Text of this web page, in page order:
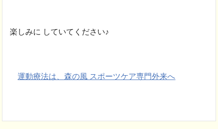
楽しみに していてください♪
運動療法は、森の風 スポーツケア専門外来へ